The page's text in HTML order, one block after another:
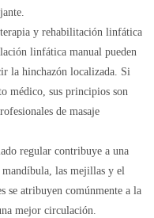
y rehabilitación linfática
linfática manual pueden
la hinchazón localizada. Si
médico, sus principios son
de masaje
regular contribuye a una
mandíbula, las mejillas y el
se atribuyen comúnmente a la
mejor circulación.